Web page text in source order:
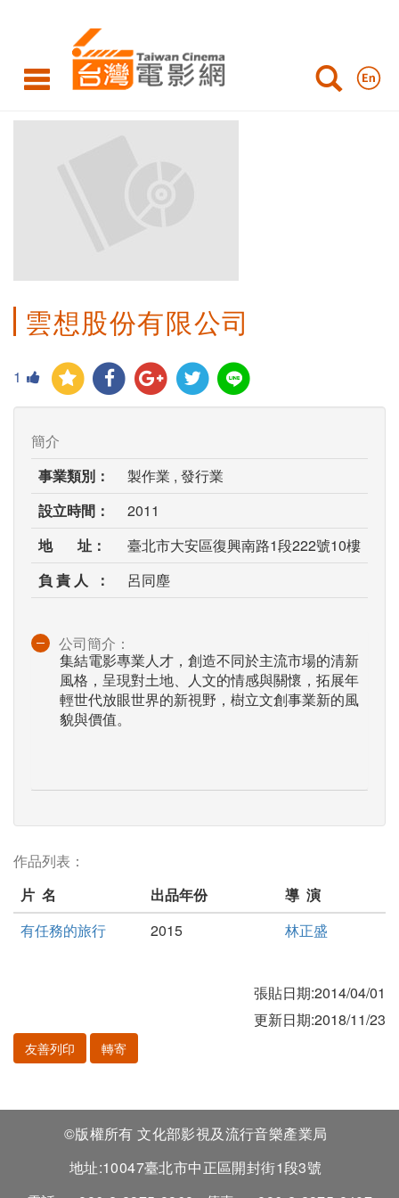
雲想股份有限公司
1
簡介
事業類別：
製作業 , 發行業
設立時間：
2011
地 址：
臺北市大安區復興南路1段222號10樓
負 責 人 ：
呂同塵
公司簡介：
集結電影專業人才，創造不同於主流市場的清新
風格，呈現對土地、人文的情感與關懷，拓展年
輕世代放眼世界的新視野，樹立文創事業新的風
貌與價值。
作品列表：
片 名
出品年份
導 演
有任務的旅行
2015 林正盛
張貼日期:2014/04/01
更新日期:2018/11/23
友善列印 轉寄
©版權所有 文化部影視及流行音樂產業局
地址:10047臺北市中正區開封街1段3號